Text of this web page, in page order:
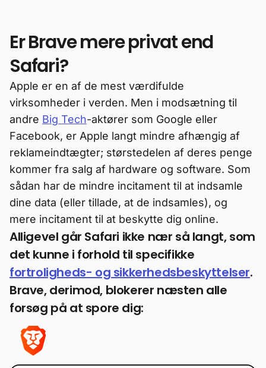
Er Brave mere privat end
Safari?
Apple er en af de mest værdifulde
virksomheder i verden. Men i modsætning til
andre Big Tech-aktører som Google eller
Facebook, er Apple langt mindre afhængig af
reklameindtægter; størstedelen af deres penge
kommer fra salg af hardware og software. Som
sådan har de mindre incitament til at indsamle
dine data (eller tillade, at de indsamles), og
mere incitament til at beskytte dig online.
Alligevel går Safari ikke nær så langt, som
det kunne i forhold til specifikke
fortroligheds- og sikkerhedsbeskyttelser.
Brave, derimod, blokerer næsten alle
forsøg på at spore dig: